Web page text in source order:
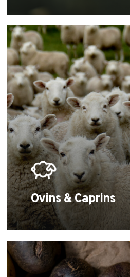
Ovins & Caprins
Learn
more
Learn
more